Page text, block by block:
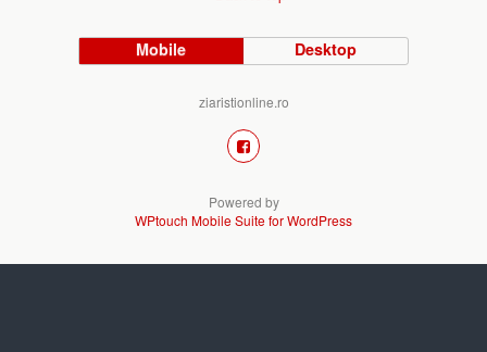
Mobile Desktop
ziaristionline.ro
Powered by
WPtouch Mobile Suite for WordPress